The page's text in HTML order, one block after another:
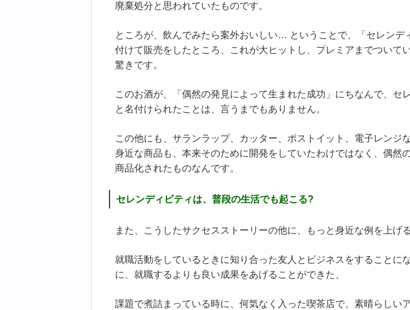
廃棄処分と思われていたものです。
ところが、飲んでみたら案外おいしい… ということで、「セレンデ
付けて販売をしたところ、これが大ヒットし、プレミアまでついて
驚きです。
このお酒が、「偶然の発見によって生まれた成功」にちなんで、セ
と名付けられたことは、言うまでもありません。
この他にも、サランラップ、カッター、ポストイット、電子レンジ
身近な商品も、本来そのために開発をしていたわけではなく、偶然
商品化されたものなんです。
セレンディピティは、普段の生活でも起こる?
また、こうしたサクセスストーリーの他に、もっと身近な例を上げ
就職活動をしているときに知り合った友人とビジネスをすることに
に、就職するよりも良い成果をあげることができた、
課題で煮詰まっている時に、何気なく入った喫茶店で、素晴らしい